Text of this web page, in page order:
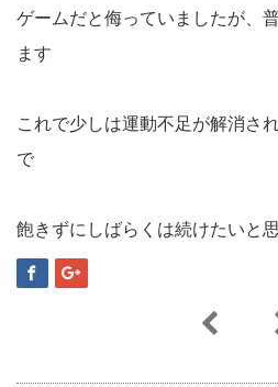
ゲームだと侮っていましたが、
ます
これで少しは運動不足が解消さ
で
飽きずにしばらくは続けたいと